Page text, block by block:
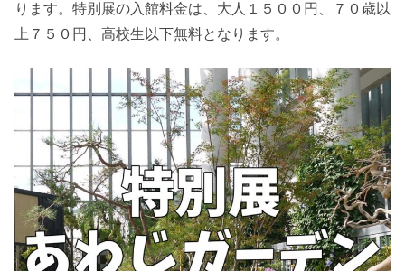
ります。特別展の入館料金は、大人１５００円、７０歳以
上７５０円、高校生以下無料となります。